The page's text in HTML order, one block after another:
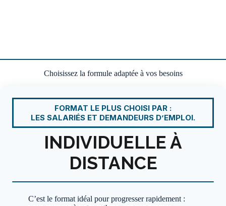
Choisissez la formule adaptée à vos besoins
FORMAT LE PLUS CHOISI PAR :
LES SALARIÉS ET DEMANDEURS D’EMPLOI.
INDIVIDUELLE À
DISTANCE
C’est le format idéal pour progresser rapidement :